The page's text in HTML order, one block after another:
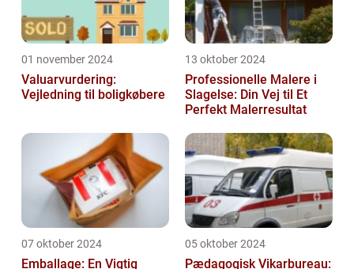
01 november 2024
Valuarvurdering:
Vejledning til boligkøbere
13 oktober 2024
Professionelle Malere i
Slagelse: Din Vej til Et
Perfekt Malerresultat
07 oktober 2024
Emballage: En Vigtig
05 oktober 2024
Pædagogisk Vikarbureau: